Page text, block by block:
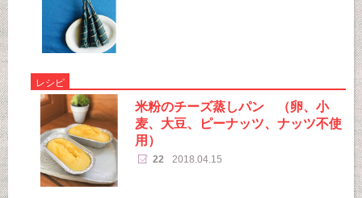
レシピ
米粉のチーズ蒸しパン （卵、小
麦、大豆、ピーナッツ、ナッツ不使
用）
22 2018.04.15